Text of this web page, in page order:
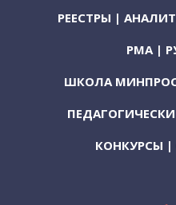
РЕЕСТРЫ |
РМА |
ШКОЛА
КОНКУРСЫ